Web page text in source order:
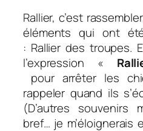
Rallier, c’est r
éléments qui ont
: Rallier des troupes.
l’expression «
pour arrêter les
rappeler quand ils
(D’autres souvenirs
bref… je m’éloignerais